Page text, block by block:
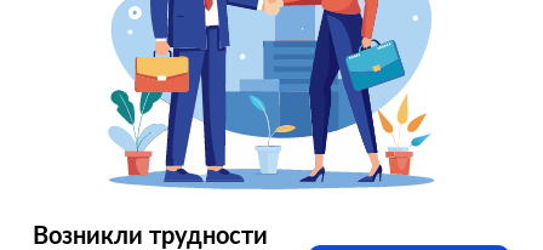
Возникли трудности